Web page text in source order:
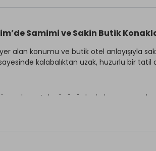
Samimi ve Sakin Butik
alan konumu ve butik otel anlayışıyla
sayesinde kalabalıktan uzak, huzurlu bir
çıkan otel, gününü denizde ve
hizmet anlayışıyla Arden Butik Otel,